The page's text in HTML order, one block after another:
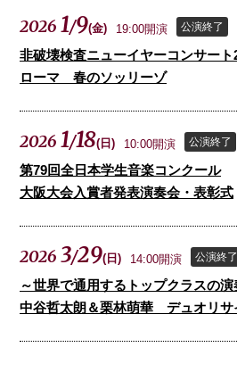
2026 1/9(金) 19:00開演 公演終了
非破壊検査ニューイヤーコンサート
ローマ 春のソッリーゾ
2026 1/18( 日 ) 10:00開演 公演終了
第79回全日本学生音楽コンクール
大阪大会入賞者発表演奏会・表彰式
2026 3/29( 日 ) 14:00開演 公演終了
～世界で通用するトップクラスの
中谷哲太朗＆栗林萌華 デュオリ